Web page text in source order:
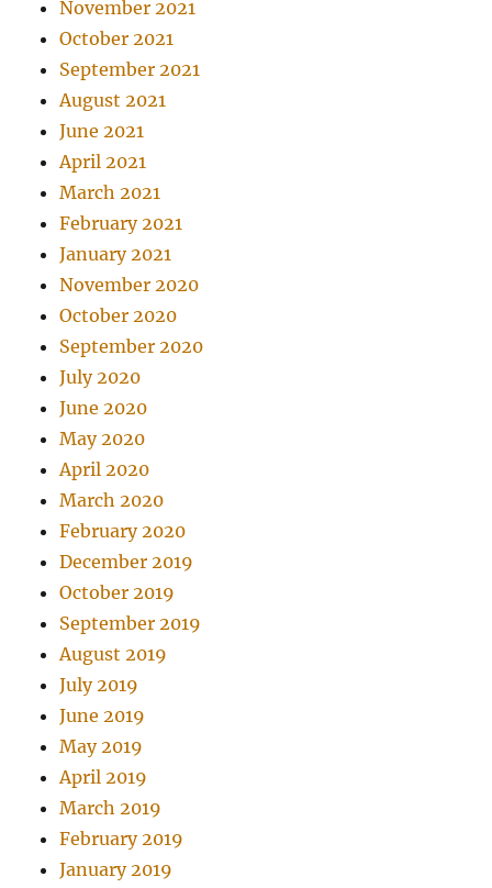
November 2021
October 2021
September 2021
August 2021
June 2021
April 2021
March 2021
February 2021
January 2021
November 2020
October 2020
September 2020
July 2020
June 2020
May 2020
April 2020
March 2020
February 2020
December 2019
October 2019
September 2019
August 2019
July 2019
June 2019
May 2019
April 2019
March 2019
February 2019
January 2019